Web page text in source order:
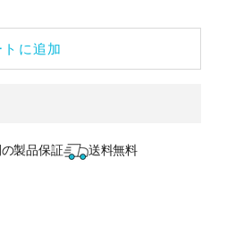
トに追加
の製品保証
送料無料